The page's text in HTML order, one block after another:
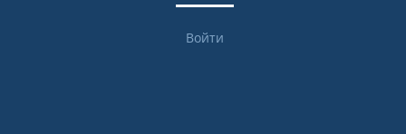
Войти